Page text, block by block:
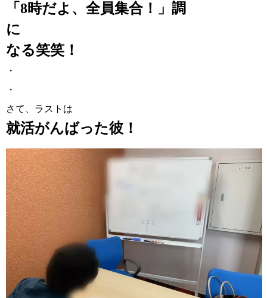
「8時だよ、全員集合！」 調
に
なる笑笑！
・
・
さて、ラストは
就活がんばった彼！